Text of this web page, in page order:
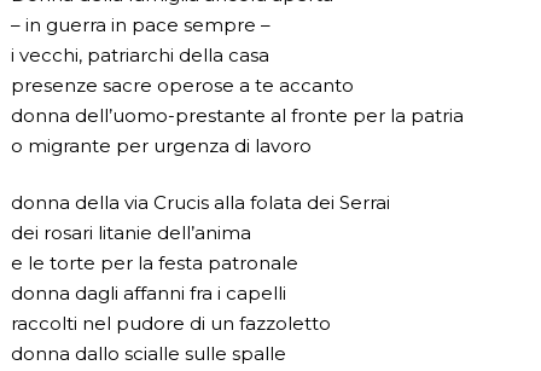
– in guerra in pace sempre –
i vecchi, patriarchi della casa
presenze sacre operose a te accanto
donna dell’uomo-prestante al fronte per la patria
o migrante per urgenza di lavoro
donna della via Crucis alla folata dei Serrai
dei rosari litanie dell’anima
e le torte per la festa patronale
donna dagli affanni fra i capelli
raccolti nel pudore di un fazzoletto
donna dallo scialle sulle spalle